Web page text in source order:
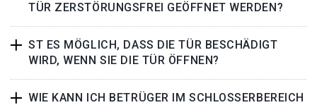
TÜR ZERSTÖRUNGSFREI GEÖFFNET WERDEN?
ST ES MÖGLICH, DASS DIE TÜR BESCHÄDIGT
WIRD, WENN SIE DIE TÜR ÖFFNEN?
WIE KANN ICH BETRÜGER IM SCHLOSSERBEREICH